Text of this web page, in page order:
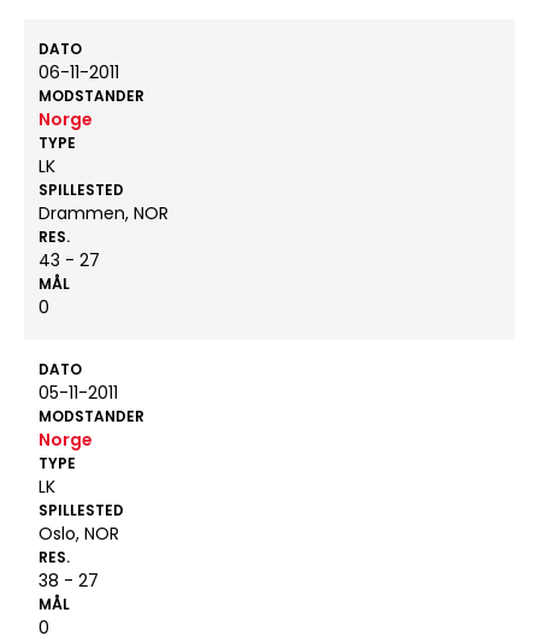
DATO
06-11-2011
MODSTANDER
Norge
TYPE
LK
SPILLESTED
Drammen, NOR
RES.
43 - 27
MÅL
0
DATO
05-11-2011
MODSTANDER
Norge
TYPE
LK
SPILLESTED
Oslo, NOR
RES.
38 - 27
MÅL
0